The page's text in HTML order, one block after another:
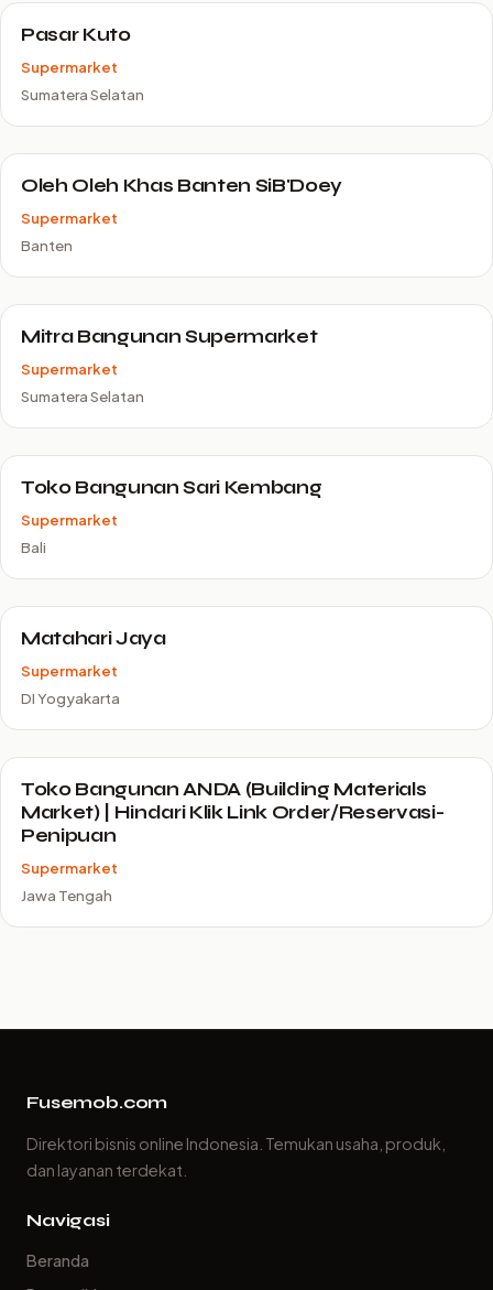
Pasar Kuto
Supermarket
Sumatera Selatan
Oleh Oleh Khas Banten SiB'Doey
Supermarket
Banten
Mitra Bangunan Supermarket
Supermarket
Sumatera Selatan
Toko Bangunan Sari Kembang
Supermarket
Bali
Matahari Jaya
Supermarket
DI Yogyakarta
Toko Bangunan ANDA (Building Materials
Market) | Hindari Klik Link Order/Reservasi-
Penipuan
Supermarket
Jawa Tengah
Fusemob.com
Direktori bisnis online Indonesia. Temukan usaha, produk,
dan layanan terdekat.
Navigasi
Beranda